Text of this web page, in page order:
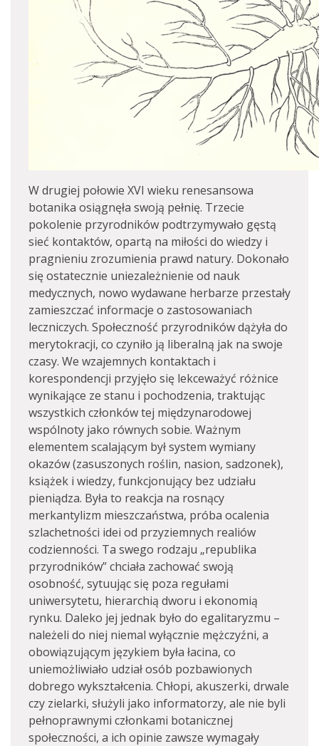
W drugiej połowie XVI wieku renesansowa
botanika osiągnęła swoją pełnię. Trzecie
pokolenie przyrodników podtrzymywało gęstą
sieć kontaktów, opartą na miłości do wiedzy i
pragnieniu zrozumienia prawd natury. Dokonało
się ostatecznie uniezależnienie od nauk
medycznych, nowo wydawane herbarze przestały
zamieszczać informacje o zastosowaniach
leczniczych. Społeczność przyrodników dążyła do
merytokracji, co czyniło ją liberalną jak na swoje
czasy. We wzajemnych kontaktach i
korespondencji przyjęło się lekceważyć różnice
wynikające ze stanu i pochodzenia, traktując
wszystkich członków tej międzynarodowej
wspólnoty jako równych sobie. Ważnym
elementem scalającym był system wymiany
okazów (zasuszonych roślin, nasion, sadzonek),
książek i wiedzy, funkcjonujący bez udziału
pieniądza. Była to reakcja na rosnący
merkantylizm mieszczaństwa, próba ocalenia
szlachetności idei od przyziemnych realiów
codzienności. Ta swego rodzaju „republika
przyrodników” chciała zachować swoją
osobność, sytuując się poza regułami
uniwersytetu, hierarchią dworu i ekonomią
rynku. Daleko jej jednak było do egalitaryzmu –
należeli do niej niemal wyłącznie mężczyźni, a
obowiązującym językiem była łacina, co
uniemożliwiało udział osób pozbawionych
dobrego wykształcenia. Chłopi, akuszerki, drwale
czy zielarki, służyli jako informatorzy, ale nie byli
pełnoprawnymi członkami botanicznej
społeczności, a ich opinie zawsze wymagały